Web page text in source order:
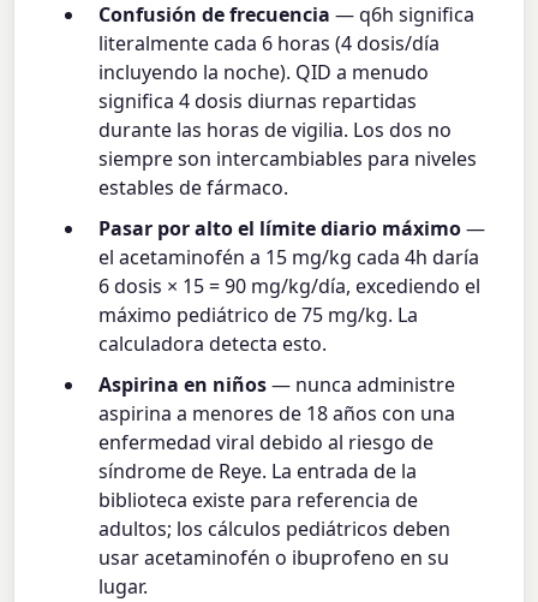
Confusión de frecuencia — q6h significa
literalmente cada 6 horas (4 dosis/día
incluyendo la noche). QID a menudo
significa 4 dosis diurnas repartidas
durante las horas de vigilia. Los dos no
siempre son intercambiables para niveles
estables de fármaco.
Pasar por alto el límite diario máximo—
el acetaminofén a 15 mg/kg cada 4h daría
6 dosis × 15 = 90 mg/kg/día, excediendo el
máximo pediátrico de 75 mg/kg. La
calculadora detecta esto.
Aspirina en niños— nunca administre
aspirina a menores de 18 años con una
enfermedad viral debido al riesgo de
síndrome de Reye. La entrada de la
biblioteca existe para referencia de
adultos; los cálculos pediátricos deben
usar acetaminofén o ibuprofeno en su
lugar.